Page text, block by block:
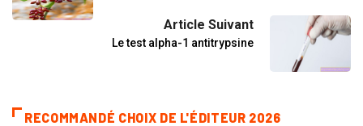
Article Suivant
Le test alpha-1 antitrypsine
RECOMMANDÉ CHOIX DE L'ÉDITEUR 2026